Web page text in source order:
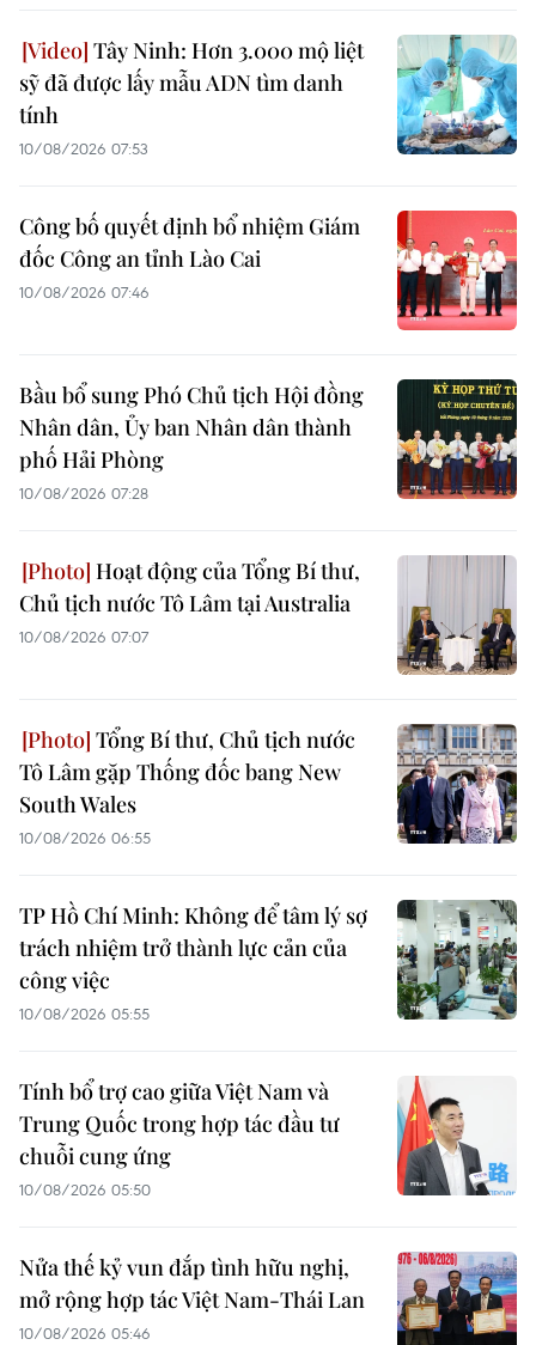
Tây Ninh: Hơn 3.000 mộ liệt
sỹ đã được lấy mẫu ADN tìm danh
tính
10/08/2026 07:53
Công bố quyết định bổ nhiệm Giám
đốc Công an tỉnh Lào Cai
10/08/2026 07:46
Bầu bổ sung Phó Chủ tịch Hội đồng
Nhân dân, Ủy ban Nhân dân thành
phố Hải Phòng
10/08/2026 07:28
Hoạt động của Tổng Bí thư,
Chủ tịch nước Tô Lâm tại Australia
10/08/2026 07:07
Tổng Bí thư, Chủ tịch nước
Tô Lâm gặp Thống đốc bang New
South Wales
10/08/2026 06:55
TP Hồ Chí Minh: Không để tâm lý sợ
trách nhiệm trở thành lực cản của
công việc
10/08/2026 05:55
Tính bổ trợ cao giữa Việt Nam và
Trung Quốc trong hợp tác đầu tư
chuỗi cung ứng
10/08/2026 05:50
Nửa thế kỷ vun đắp tình hữu nghị,
mở rộng hợp tác Việt Nam-Thái Lan
10/08/2026 05:46